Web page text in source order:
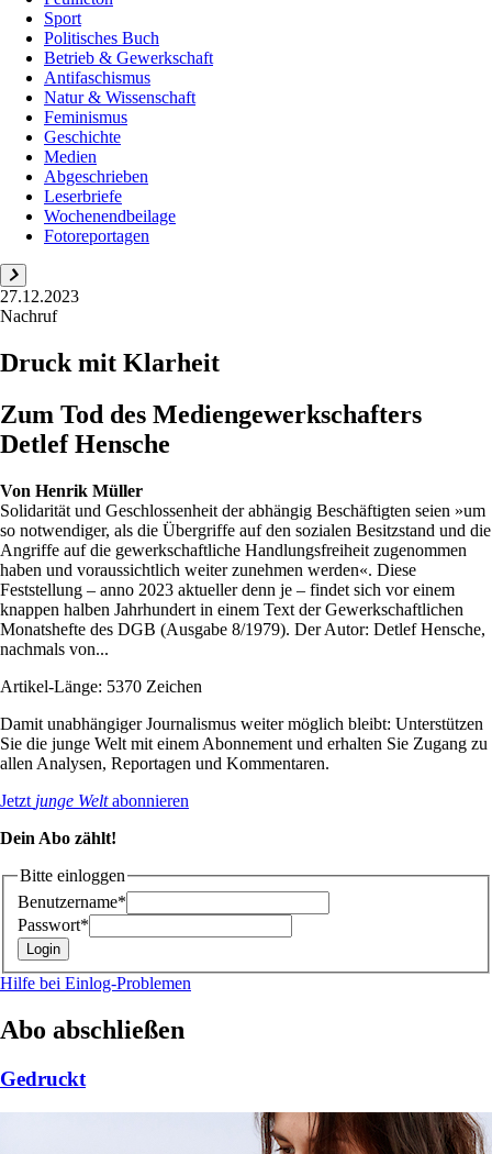
Sport
Politisches Buch
Betrieb & Gewerkschaft
Antifaschismus
Natur & Wissenschaft
Feminismus
Geschichte
Medien
Abgeschrieben
Leserbriefe
Wochenendbeilage
Fotoreportagen
27.12.2023
Nachruf
Druck mit Klarheit
Zum Tod des Mediengewerkschafters
Detlef Hensche
Von Henrik Müller
Solidarität und Geschlossenheit der abhängig Beschäftigten seien »um
so notwendiger, als die Übergriffe auf den sozialen Besitzstand und die
Angriffe auf die gewerkschaftliche Handlungsfreiheit zugenommen
haben und voraussichtlich weiter zunehmen werden«. Diese
Feststellung – anno 2023 aktueller denn je – findet sich vor einem
knappen halben Jahrhundert in einem Text der Gewerkschaftlichen
Monatshefte des DGB (Ausgabe 8/1979). Der Autor: Detlef Hensche,
nachmals von...
Artikel-Länge: 5370 Zeichen
Damit unabhängiger Journalismus weiter möglich bleibt: Unterstützen
Sie die junge Welt mit einem Abonnement und erhalten Sie Zugang zu
allen Analysen, Reportagen und Kommentaren.
Jetzt junge Weltabonnieren
Dein Abo zählt!
Bitte einloggen
Benutzername*
Passwort*
Hilfe bei Einlog-Problemen
Abo abschließen
Gedruckt